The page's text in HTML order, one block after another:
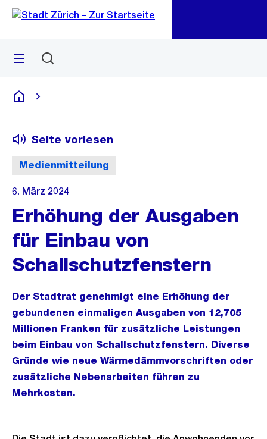
Navigation
Sprunglink
Menü
Deutsch
Medienmitteilung
Seite vorlesen
6. März 2024
Erhöhung der Ausgaben
für Einbau von
Schallschutzfenstern
Der Stadtrat genehmigt eine Erhöhung der
gebundenen einmaligen Ausgaben von 12,705
Millionen Franken für zusätzliche Leistungen
beim Einbau von Schallschutzfenstern. Diverse
Gründe wie neue Wärmedämmvorschriften oder
zusätzliche Nebenarbeiten führen zu
Mehrkosten.